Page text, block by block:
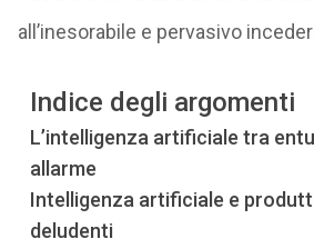
all’inesorabile e pervasivo
Indice degli argomenti
L’intelligenza artificiale tra
allarme
Intelligenza artificiale e
deludenti